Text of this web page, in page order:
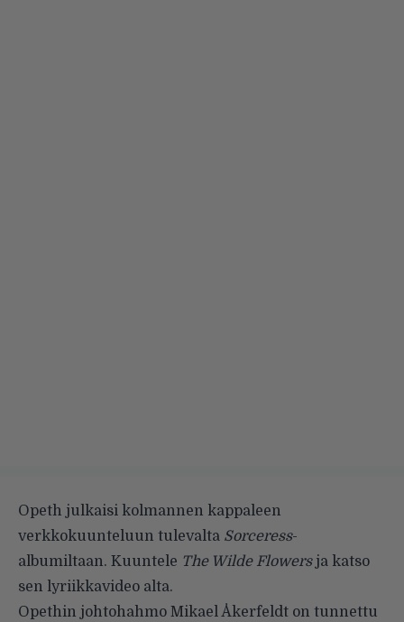
Opeth julkaisi kolmannen kappaleen
verkkokuunteluun tulevalta Sorceress-
albumiltaan. Kuuntele The Wilde Flowersja katso
sen lyriikkavideo alta.
Opethin johtohahmo Mikael Åkerfeldt on tunnettu